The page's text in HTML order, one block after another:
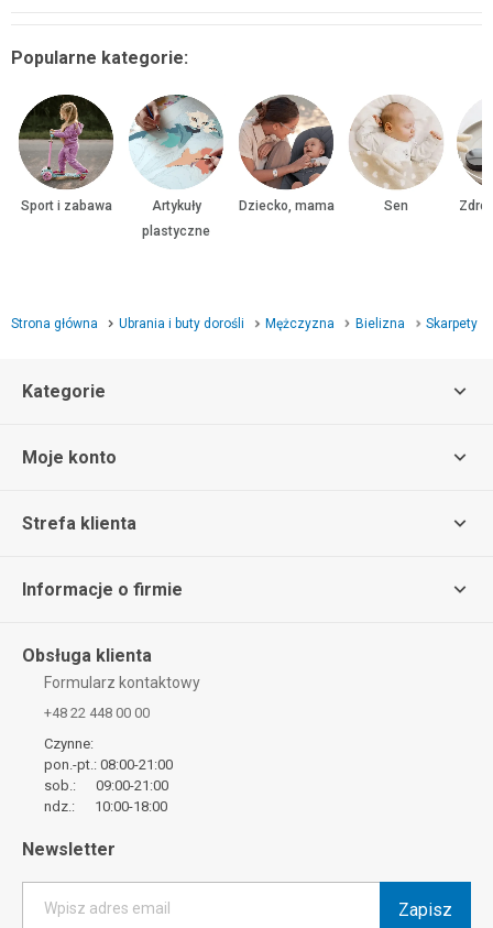
Popularne kategorie:
Sport i zabawa
Artykuły
plastyczne
Dziecko, mama Sen
Strona główna Ubrania i buty dorośli Mężczyzna Bielizna Skarpety
Kategorie
Moje konto
Strefa klienta
Informacje o firmie
Obsługa klienta
Formularz kontaktowy
+48 22 448 00 00
Czynne:
pon.-pt.: 08:00-21:00
sob.: 09:00-21:00
ndz.: 10:00-18:00
Newsletter
Wpisz adres email Zapisz